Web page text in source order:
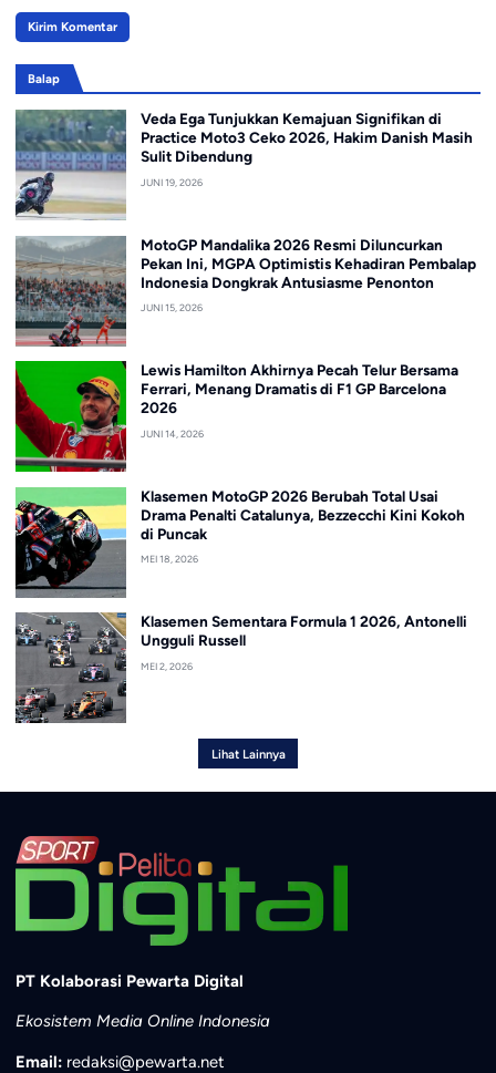
Balap
Veda Ega Tunjukkan Kemajuan Signifikan di
Practice Moto3 Ceko 2026, Hakim Danish Masih
Sulit Dibendung
JUNI 19, 2026
MotoGP Mandalika 2026 Resmi Diluncurkan
Pekan Ini, MGPA Optimistis Kehadiran Pembalap
Indonesia Dongkrak Antusiasme Penonton
JUNI 15, 2026
Lewis Hamilton Akhirnya Pecah Telur Bersama
Ferrari, Menang Dramatis di F1 GP Barcelona
2026
JUNI 14, 2026
Klasemen MotoGP 2026 Berubah Total Usai
Drama Penalti Catalunya, Bezzecchi Kini Kokoh
di Puncak
MEI 18, 2026
Klasemen Sementara Formula 1 2026, Antonelli
Ungguli Russell
MEI 2, 2026
Lihat Lainnya
PT Kolaborasi Pewarta Digital
Ekosistem Media Online Indonesia
Email: redaksi@pewarta.net